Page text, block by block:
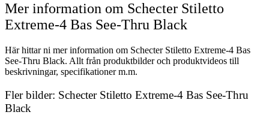
Mer information om Schecter Stiletto
Extreme-4 Bas See-Thru Black
Här hittar ni mer information om Schecter Stiletto Extreme-4 Bas
See-Thru Black. Allt från produktbilder och produktvideos till
beskrivningar, specifikationer m.m.
Fler bilder: Schecter Stiletto Extreme-4 Bas See-Thru
Black